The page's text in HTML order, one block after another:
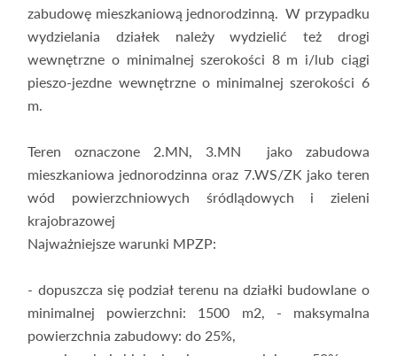
zabudowę mieszkaniową jednorodzinną. W przypadku
wydzielania działek należy wydzielić też drogi
wewnętrzne o minimalnej szerokości 8 m i/lub ciągi
pieszo-jezdne wewnętrzne o minimalnej szerokości 6
m.
Teren oznaczone 2.MN, 3.MN jako zabudowa
mieszkaniowa jednorodzinna oraz 7.WS/ZK jako teren
wód powierzchniowych śródlądowych i zieleni
krajobrazowej
Najważniejsze warunki MPZP:
- dopuszcza się podział terenu na działki budowlane o
minimalnej powierzchni: 1500 m2, - maksymalna
powierzchnia zabudowy: do 25%,